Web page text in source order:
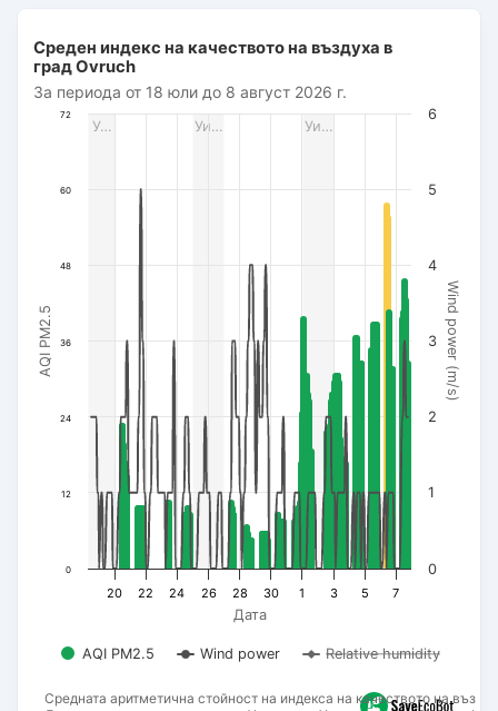
Combination chart with 3 data series.
За периода от 18 юли до 8 август 2026 г.
The chart has 1 X axis displaying Дата. Data ranges from
The chart has 3 Y axes displaying AQI PM2.5, Wind power
Средната аритметична стойност на индекса на качеството на
Уи…
Уи…
У…
Дата
AQI PM2.5 Wind power (m/s)
Среден индекс на качеството на въздуха в
град Ovruch
За периода от 18 юли до 8 август 2026 г.
AQI PM2.5 Wind power Relative humidity
20 22 24 26 28 30 1 3 5 7
0
12
24
36
48
60
72
0
1
2
3
4
5
6